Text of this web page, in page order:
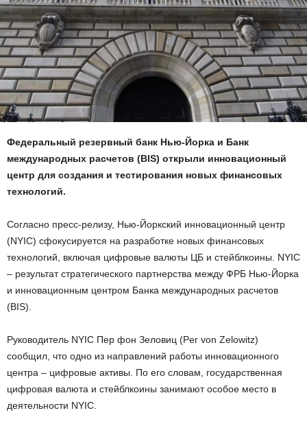
Федеральный резервный банк Нью-Йорка и Банк
международных расчетов (BIS) открыли инновационный
центр для создания и тестирования новых финансовых
технологий.
Согласно пресс-релизу, Нью-Йоркский инновационный центр
(NYIC) сфокусируется на разработке новых финансовых
технологий, включая цифровые валюты ЦБ и стейблкоины. NYIC
– результат стратегического партнерства между ФРБ Нью-Йорка
и инновационным центром Банка международных расчетов
(BIS).
Руководитель NYIC Пер фон Зеловиц (Per von Zelowitz)
сообщил, что одно из направлений работы инновационного
центра – цифровые активы. По его словам, государственная
цифровая валюта и стейблкоины занимают особое место в
деятельности NYIC.